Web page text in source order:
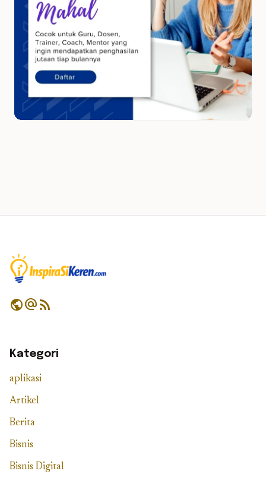
publicalternate_emailrss_feed
Kategori
aplikasi
Artikel
Berita
Bisnis
Bisnis Digital